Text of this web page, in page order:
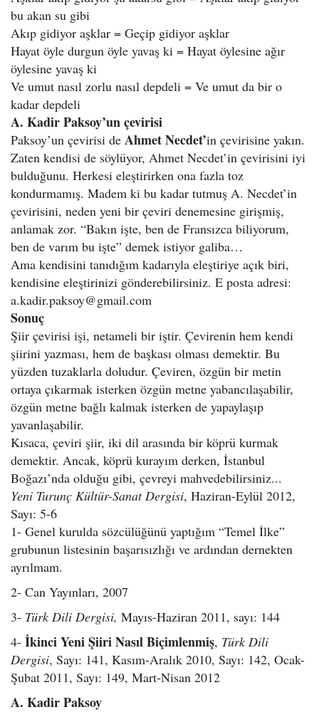
bu akan su gibi
Akıp gidiyor aşklar = Geçip gidiyor aşklar
Hayat öyle durgun öyle yavaş ki = Hayat öylesine ağır
öylesine yavaş ki
Ve umut nasıl zorlu nasıl depdeli = Ve umut da bir o
kadar depdeli
A. Kadir Paksoy’un çevirisi
Paksoy’un çevirisi de Ahmet Necdet’in çevirisine yakın.
Zaten kendisi de söylüyor, Ahmet Necdet’in çevirisini iyi
bulduğunu. Herkesi eleştirirken ona fazla toz
kondurmamış. Madem ki bu kadar tutmuş A. Necdet’in
çevirisini, neden yeni bir çeviri denemesine girişmiş,
anlamak zor. “Bakın işte, ben de Fransızca biliyorum,
ben de varım bu işte” demek istiyor galiba…
Ama kendisini tanıdığım kadarıyla eleştiriye açık biri,
kendisine eleştirinizi gönderebilirsiniz. E posta adresi:
a.kadir.paksoy@gmail.com
Sonuç
Şiir çevirisi işi, netameli bir iştir. Çevirenin hem kendi
şiirini yazması, hem de başkası olması demektir. Bu
yüzden tuzaklarla doludur. Çeviren, özgün bir metin
ortaya çıkarmak isterken özgün metne yabancılaşabilir,
özgün metne bağlı kalmak isterken de yapaylaşıp
yavanlaşabilir.
Kısaca, çeviri şiir, iki dil arasında bir köprü kurmak
demektir. Ancak, köprü kurayım derken, İstanbul
Boğazı’nda olduğu gibi, çevreyi mahvedebilirsiniz...
Yeni Turunç Kültür-Sanat Dergisi, Haziran-Eylül 2012,
Sayı: 5-6
1- Genel kurulda sözcülüğünü yaptığım “Temel İlke”
grubunun listesinin başarısızlığı ve ardından dernekten
ayrılmam.
2- Can Yayınları, 2007
3- Türk Dili Dergisi, Mayıs-Haziran 2011, sayı: 144
4- İkinci Yeni Şiiri Nasıl Biçimlenmiş, Türk Dili
Dergisi, Sayı: 141, Kasım-Aralık 2010, Sayı: 142, Ocak-
Şubat 2011, Sayı: 149, Mart-Nisan 2012
A. Kadir Paksoy